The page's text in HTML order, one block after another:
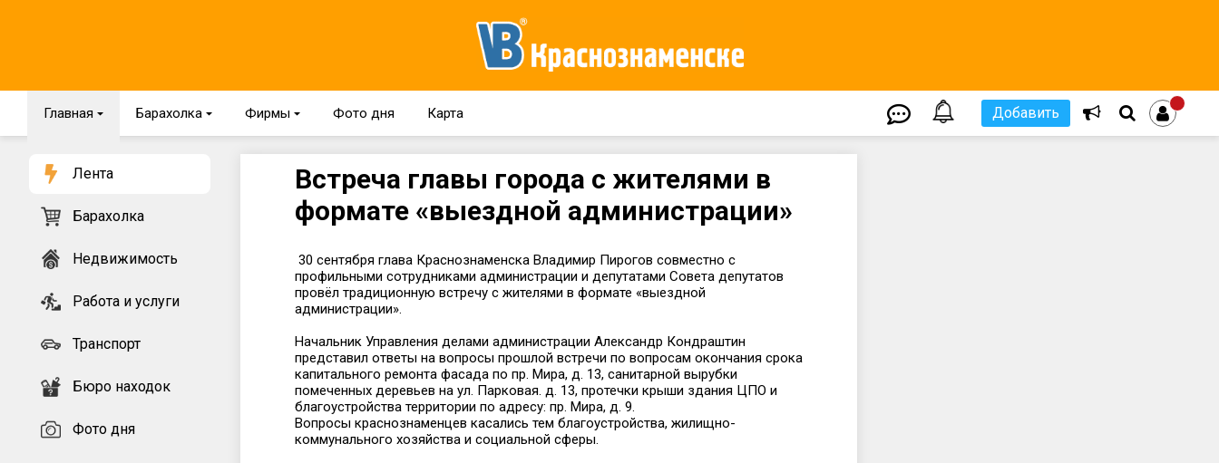
Главная { Барахолка { Фирмы { Фото дня Карта Добавить
Лента
Барахолка
Недвижимость
Работа и услуги
Транспорт
Бюро находок
Фото дня
Встреча главы города с жителями в
формате «выездной администрации»
30 сентября глава Краснознаменска Владимир Пирогов совместно с
профильными сотрудниками администрации и депутатами Совета депутатов
провёл традиционную встречу с жителями в формате «выездной
администрации».
Начальник Управления делами администрации Александр Кондраштин
представил ответы на вопросы прошлой встречи по вопросам окончания срока
капитального ремонта фасада по пр. Мира, д. 13, санитарной вырубки
помеченных деревьев на ул. Парковая. д. 13, протечки крыши здания ЦПО и
благоустройства территории по адресу: пр. Мира, д. 9.
Вопросы краснознаменцев касались тем благоустройства, жилищно-
коммунального хозяйства и социальной сферы.